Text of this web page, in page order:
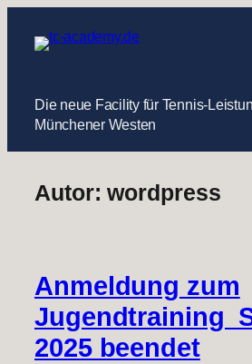
Inhalt
springen
Die neue Facility für Tennis-
Münchener Westen
Autor:wordpress
Anmeldung zum
Jugendtraining
2025 beendet